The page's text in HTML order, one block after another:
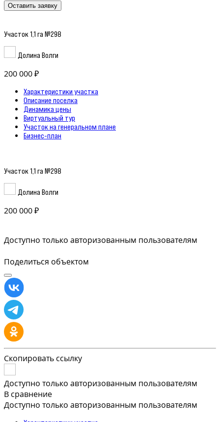
Оставить заявку
Участок 1,1 га №298
Долина Волги
200 000 ₽
Характеристики участка
Описание поселка
Динамика цены
Виртуальный тур
Участок на генеральном плане
Бизнес-план
Участок 1,1 га №298
Долина Волги
200 000 ₽
Доступно только авторизованным пользователям
Поделиться объектом
Скопировать ссылку
Доступно только авторизованным пользователям
В сравнение
Доступно только авторизованным пользователям